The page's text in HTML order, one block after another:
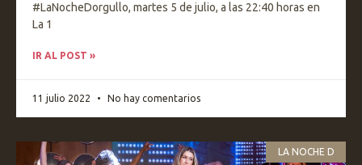
#LaNocheDorgullo, martes 5 de julio, a las 22:40 horas en
La 1
IR AL POST »
11 julio 2022 No hay comentarios
LA NOCHE D